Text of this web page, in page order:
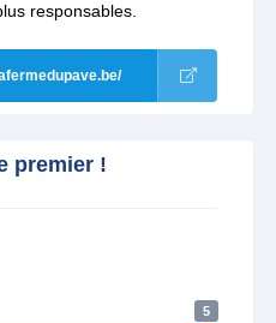
responsables.
premier !
5